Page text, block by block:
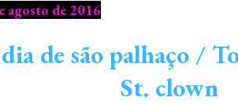
agosto de 2016
de são palhaço /
St. clown